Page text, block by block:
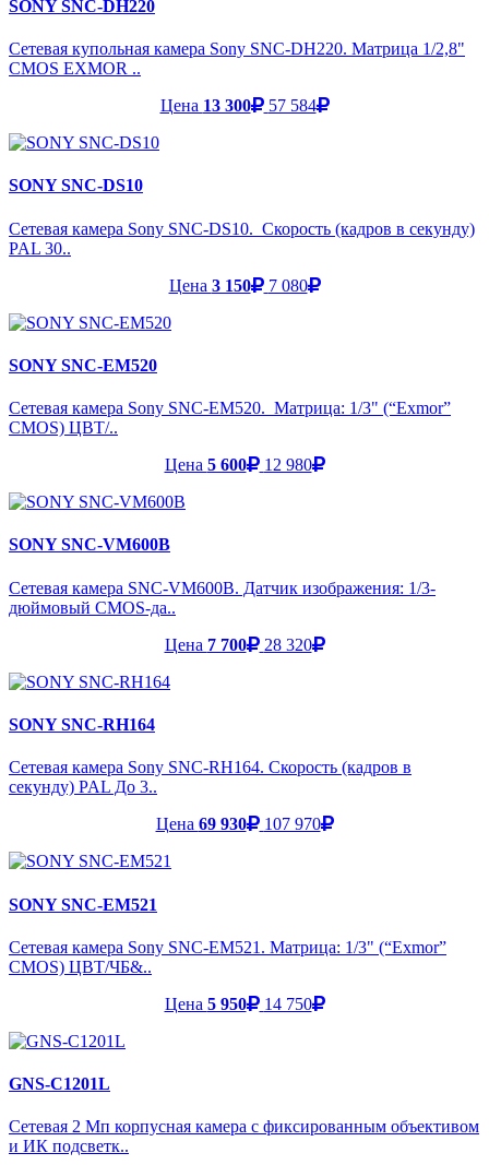
SONY SNC-DH220
Сетевая купольная камера Sony SNC-DH220. Матрица 1/2,8"
CMOS EXMOR ..
Цена 13 300 57 584
SONY SNC-DS10
Сетевая камера Sony SNC-DS10. Скорость (кадров в секунду)
PAL 30..
Цена 3 150 7 080
SONY SNC-EM520
Сетевая камера Sony SNC-EM520. Матрица: 1/3" (“Exmor”
CMOS) ЦВТ/..
Цена 5 600 12 980
SONY SNC-VM600B
Сетевая камера SNC-VM600B. Датчик изображения: 1/3-
дюймовый CMOS-да..
Цена 7 700 28 320
SONY SNC-RH164
Сетевая камера Sony SNC-RH164. Скорость (кадров в
секунду) PAL До 3..
Цена 69 930 107 970
SONY SNC-EM521
Сетевая камера Sony SNC-EM521. Матрица: 1/3" (“Exmor”
CMOS) ЦВТ/ЧБ&..
Цена 5 950 14 750
GNS-C1201L
Сетевая 2 Мп корпусная камера с фиксированным объективом
и ИК подсветк..